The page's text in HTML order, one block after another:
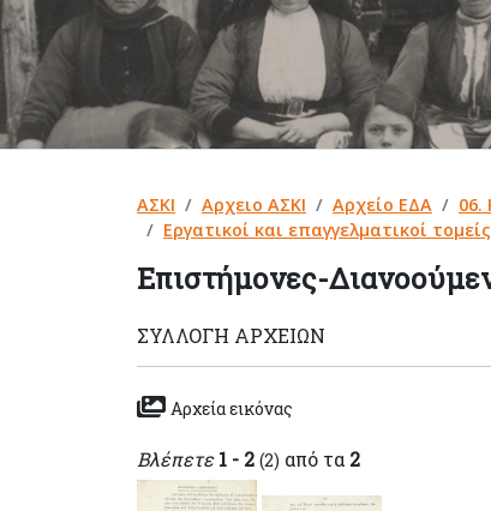
ΑΣΚΙ Αρχειο ΑΣΚΙ Αρχείο ΕΔΑ 06.
Εργατικοί και επαγγελματικοί τομείς
Επιστήμονες-
ΣΥΛΛΟΓΉ ΑΡΧΕΊΩΝ
Αρχεία εικόνας
Βλέπετε 1 - 2 (2) από τα 2